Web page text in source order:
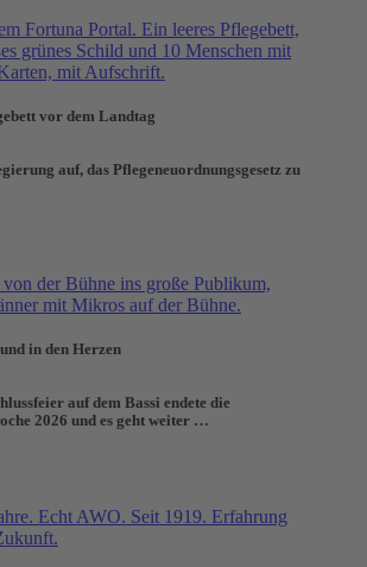
vor dem Landtag
auf, das Pflegeneuordnungsgesetz zu
in den Herzen
auf dem Bassi endete die
2026 und es geht weiter …